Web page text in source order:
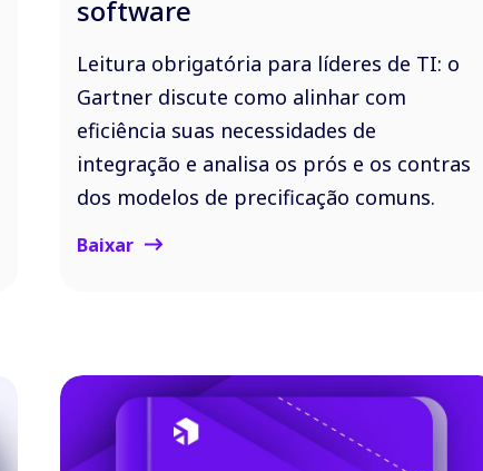
software
Leitura obrigatória para líderes de TI: o
Gartner discute como alinhar com
eficiência suas necessidades de
integração e analisa os prós e os contras
dos modelos de precificação comuns.
Baixar